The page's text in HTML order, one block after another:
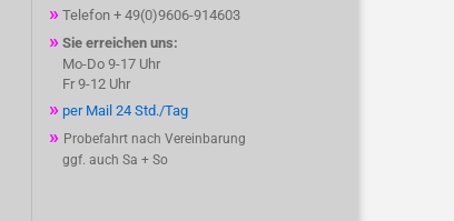
» Telefon + 49(0)9606-914603
» Sie erreichen uns:
Mo-Do 9-17 Uhr
Fr 9-12 Uhr
» per Mail 24 Std./Tag
» Probefahrt nach Vereinbarung
ggf. auch Sa + So